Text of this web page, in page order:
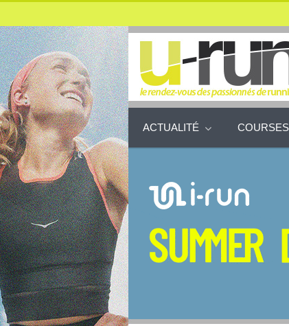
ACTUALITÉ COURSES